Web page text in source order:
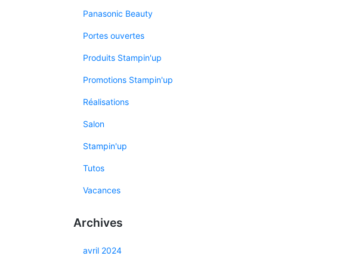
Panasonic Beauty
Portes ouvertes
Produits Stampin'up
Promotions Stampin'up
Réalisations
Salon
Stampin'up
Tutos
Vacances
Archives
avril 2024